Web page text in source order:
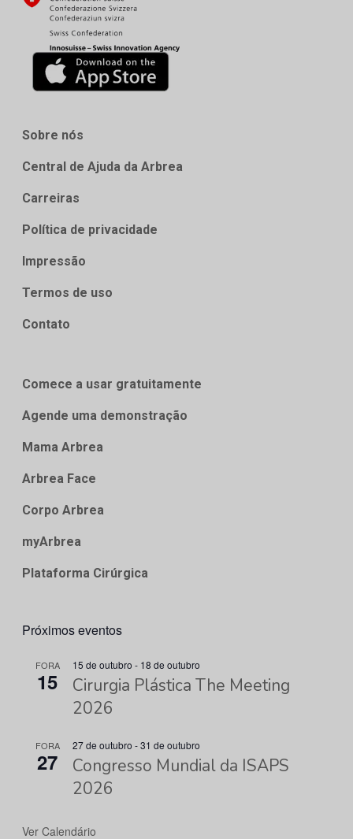
Sobre nós
Central de Ajuda da Arbrea
Carreiras
Política de privacidade
Impressão
Termos de uso
Contato
Comece a usar gratuitamente
Agende uma demonstração
Mama Arbrea
Arbrea Face
Corpo Arbrea
myArbrea
Plataforma Cirúrgica
Próximos eventos
FORA
15
15 de outubro - 18 de outubro
Cirurgia Plástica The Meeting
2026
FORA
27
27 de outubro -31 de outubro
Congresso Mundial da ISAPS
2026
Ver Calendário